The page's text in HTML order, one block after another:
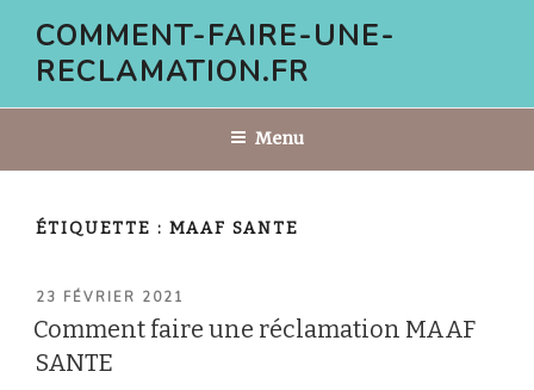
contenu
COMMENT-FAIRE-UNE-
RECLAMATION.FR
Menu
ÉTIQUETTE : MAAF SANTE
PUBLIÉ
LE
23 FÉVRIER 2021
Comment faire une réclamation MAAF
SANTE